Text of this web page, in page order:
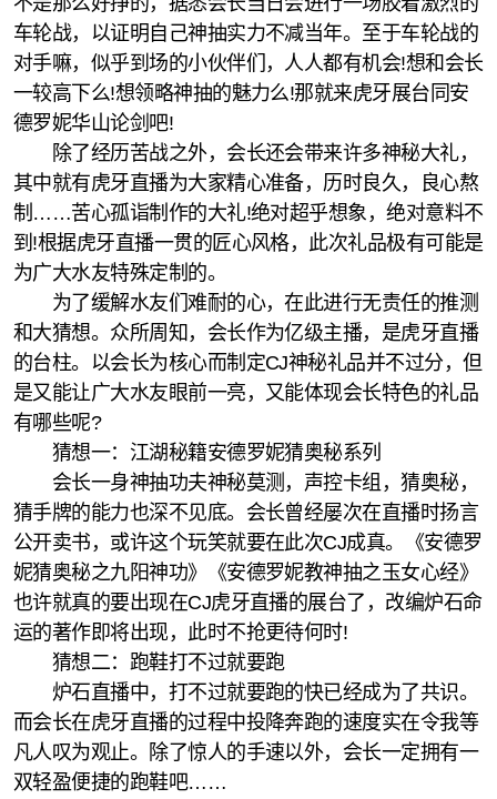
车轮战，以证明自己神抽实力不减当年。至于车轮战的
对手嘛，似乎到场的小伙伴们，人人都有机会!想和会长
一较高下么!想领略神抽的魅力么!那就来虎牙展台同安
德罗妮华山论剑吧!
除了经历苦战之外，会长还会带来许多神秘大礼，
其中就有虎牙直播为大家精心准备，历时良久，良心熬
制……苦心孤诣制作的大礼!绝对超乎想象，绝对意料不
到!根据虎牙直播一贯的匠心风格，此次礼品极有可能是
为广大水友特殊定制的。
为了缓解水友们难耐的心，在此进行无责任的推测
和大猜想。众所周知，会长作为亿级主播，是虎牙直播
的台柱。以会长为核心而制定CJ神秘礼品并不过分，但
是又能让广大水友眼前一亮，又能体现会长特色的礼品
有哪些呢?
猜想一：江湖秘籍安德罗妮猜奥秘系列
会长一身神抽功夫神秘莫测，声控卡组，猜奥秘，
猜手牌的能力也深不见底。会长曾经屡次在直播时扬言
公开卖书，或许这个玩笑就要在此次CJ成真。《安德罗
妮猜奥秘之九阳神功》《安德罗妮教神抽之玉女心经》
也许就真的要出现在CJ虎牙直播的展台了，改编炉石命
运的著作即将出现，此时不抢更待何时!
猜想二：跑鞋打不过就要跑
炉石直播中，打不过就要跑的快已经成为了共识。
而会长在虎牙直播的过程中投降奔跑的速度实在令我等
凡人叹为观止。除了惊人的手速以外，会长一定拥有一
双轻盈便捷的跑鞋吧……